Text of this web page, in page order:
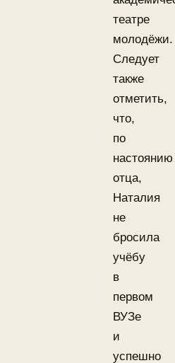
театре
молодёжи.
Следует
также
отметить,
что,
по
настоянию
отца,
Наталия
не
бросила
учёбу
в
первом
ВУЗе
и
успешно